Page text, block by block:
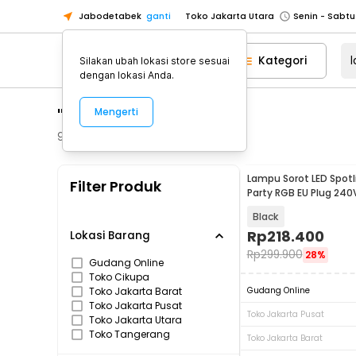
Jabodetabek ganti Toko Jakarta Utara
Toko Tangerang
Toko Cikupa
Pick n Go Jakarta Barat
Senin -
Toko Jakarta Barat
Senin -
Toko Tangerang
Senin - Jumat
Senin - Jumat
Kategori
"lampu sorot"
91
Filter Produk
Lokasi Barang
Gudang Online
Toko Cikupa
Toko Jakarta Barat
Toko Jakarta Pusat
Toko Jakarta Utara
Toko Tangerang
Lampu Sorot LED
Party RGB EU Plug
Black
Rp218.400
Rp299.900 28%
Gudang Online
Toko Jakarta Pusat
Toko Jakarta Barat
Silakan ubah lokasi store sesuai
dengan lokasi Anda.
Mengerti